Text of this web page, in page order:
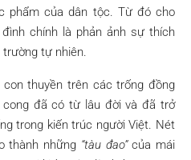
phẩm của dân tộc. Từ đó cho
chính là phản ảnh sự thích
tự nhiên.
thuyền trên các trống đồng
đã có từ lâu đời và đã trở
trong kiến trúc người Việt. Nét
thành những “tàu đao”của mái